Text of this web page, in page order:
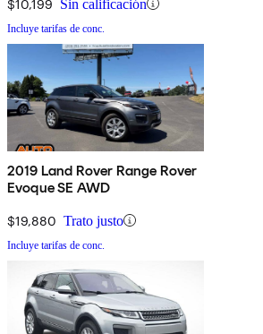
$10,199 Sin calificación
Incluye tarifas de conc.
2019 Land Rover Range Rover
Evoque SE AWD
$19,880 Trato justo
Incluye tarifas de conc.